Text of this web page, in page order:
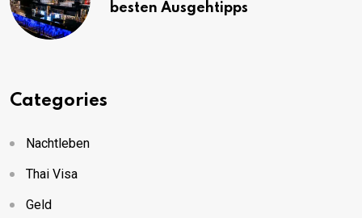
besten Ausgehtipps
Categories
Nachtleben
Thai Visa
Geld